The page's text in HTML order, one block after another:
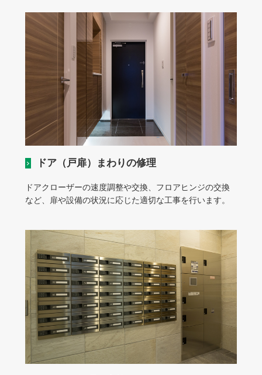
ドア（戸扉）まわりの修理
ドアクローザーの速度調整や交換、フロアヒンジの交換
など、扉や設備の状況に応じた適切な工事を行います。